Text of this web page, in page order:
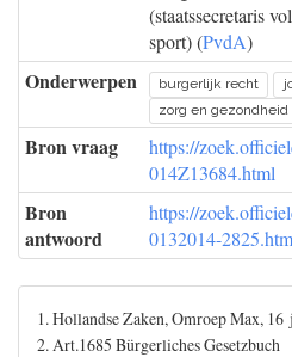
(staatssecretaris
sport) (PvdA)
Onderwerpen burgerlijk recht
zorg en gezondheid
Bron vraag
https://
014Z13684.html
Bron
antwoord
https://
0132014-
1. Hollandse Zaken, Omroep Max,
2. Art.1685 Bürgerliches Gesetzbuch